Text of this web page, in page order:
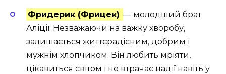
Фридерик (Фрицек) — молодший брат
Аліції. Незважаючи на важку хворобу,
залишається життєрадісним, добрим і
мужнім хлопчиком. Він любить мріяти,
цікавиться світом і не втрачає надії навіть у